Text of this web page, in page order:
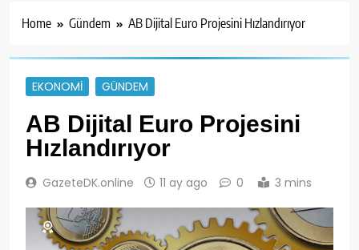
Home Gündem AB Dijital Euro Projesini Hızlandırıyor
EKONOMI GÜNDEM
AB Dijital Euro Projesini
Hızlandırıyor
GazeteDK.online 11 ay ago 0 3 mins